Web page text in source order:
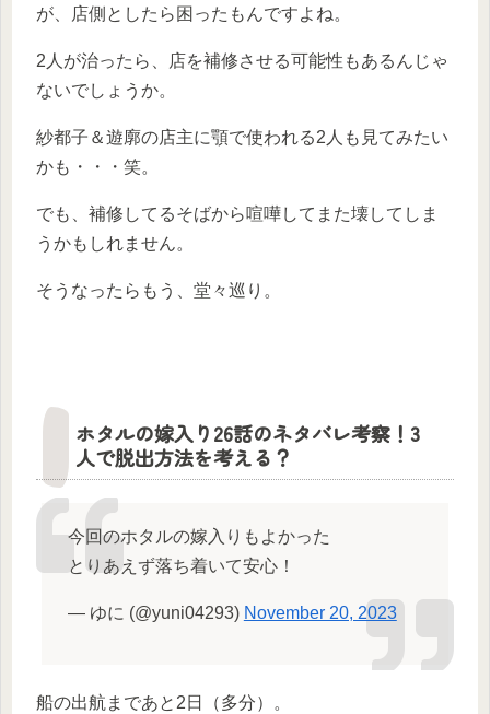
が、店側としたら困ったもんですよね。
2人が治ったら、店を補修させる可能性もあるんじゃ
ないでしょうか。
紗都子＆遊廓の店主に顎で使われる2人も見てみたい
かも・・・笑。
でも、補修してるそばから喧嘩してまた壊してしま
うかもしれません。
そうなったらもう、堂々巡り。
ホタルの嫁入り26話のネタバレ考察！3
人で脱出方法を考える？
今回のホタルの嫁入りもよかった
とりあえず落ち着いて安心！
— ゆに (@yuni04293) November 20, 2023
船の出航まであと2日（多分）。